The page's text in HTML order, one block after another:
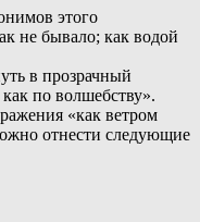
этого
не бывало; как водой
в прозрачный
по волшебству».
«как ветром
отнести следующие